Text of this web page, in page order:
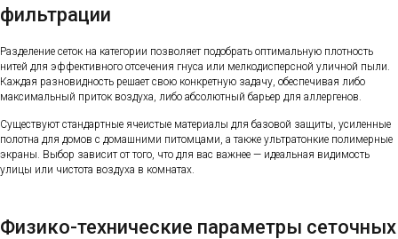
фильтрации
Разделение сеток на категории позволяет подобрать оптимальную плотность
нитей для эффективного отсечения гнуса или мелкодисперсной уличной пыли.
Каждая разновидность решает свою конкретную задачу, обеспечивая либо
максимальный приток воздуха, либо абсолютный барьер для аллергенов.
Существуют стандартные ячеистые материалы для базовой защиты, усиленные
полотна для домов с домашними питомцами, а также ультратонкие полимерные
экраны. Выбор зависит от того, что для вас важнее — идеальная видимость
улицы или чистота воздуха в комнатах.
Физико-технические параметры сеточных